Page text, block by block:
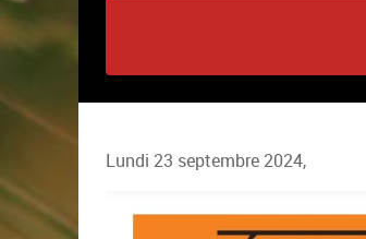
Lundi 23 septembre 2024,